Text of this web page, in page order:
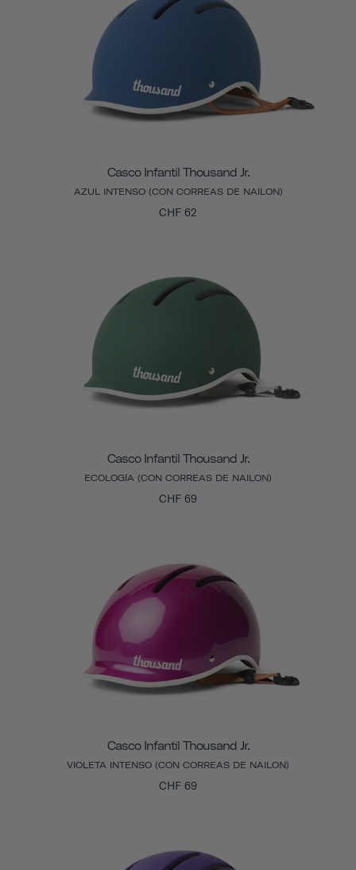
Casco Infantil Thousand Jr.
AZUL INTENSO (CON CORREAS DE NAILON)
CHF 62
Casco Infantil Thousand Jr.
ECOLOGÍA (CON CORREAS DE NAILON)
CHF 69
Casco Infantil Thousand Jr.
VIOLETA INTENSO (CON CORREAS DE NAILON)
CHF 69